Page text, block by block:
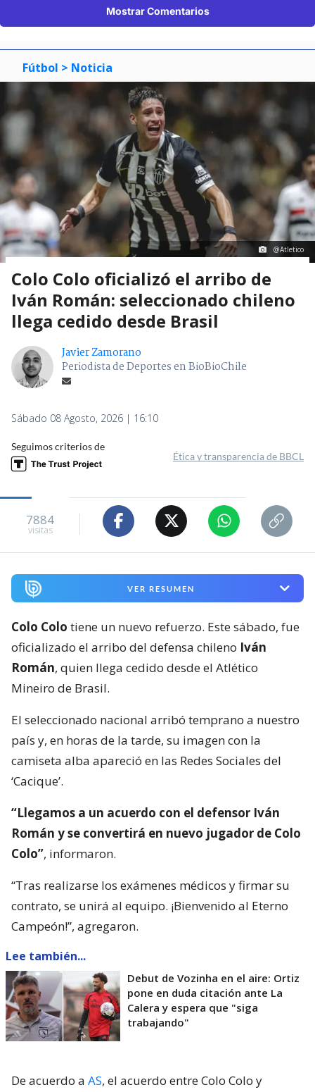
Mostrar Comentarios
Fútbol > Noticia
@Atletico
Colo Colo oficializó el arribo de
Iván Román: seleccionado chileno
llega cedido desde Brasil
Javier Zamorano
Periodista de Deportes en BioBioChile
Sábado 08 Agosto, 2026 | 16:10
Seguimos criterios de
Ética y transparencia de BBCL
7884
visitas
VER RESUMEN
Colo Colo tiene un nuevo refuerzo. Este sábado, fue
oficializado el arribo del defensa chileno Iván
Román, quien llega cedido desde el Atlético
Mineiro de Brasil.
El seleccionado nacional arribó temprano a nuestro
país y, en horas de la tarde, su imagen con la
camiseta alba apareció en las Redes Sociales del
‘Cacique’.
“Llegamos a un acuerdo con el defensor Iván
Román y se convertirá en nuevo jugador de Colo
Colo”, informaron.
“Tras realizarse los exámenes médicos y firmar su
contrato, se unirá al equipo. ¡Bienvenido al Eterno
Campeón!”, agregaron.
Lee también...
Debut de Vozinha en el aire: Ortiz
pone en duda citación ante La
Calera y espera que "siga
trabajando"
De acuerdo a AS, el acuerdo entre Colo Colo y